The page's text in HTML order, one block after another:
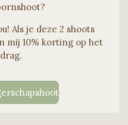
Als je deze 2 shoots
mij 10% korting op het